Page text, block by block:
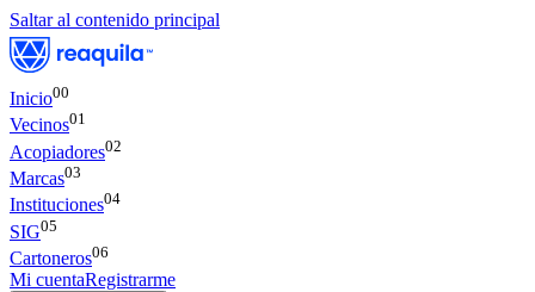
Saltar al contenido principal
Inicio00
Vecinos01
Acopiadores02
Marcas03
Instituciones04
SIG05
Cartoneros06
Mi cuentaRegistrarme